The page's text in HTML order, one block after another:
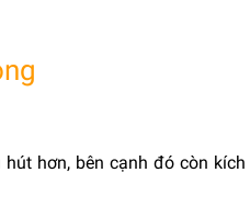
hơn, bên cạnh đó còn